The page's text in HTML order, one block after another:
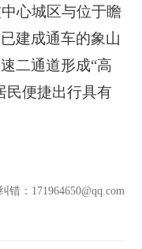
心城区与位于瞻
建成通车的象山
二通道形成“高
民便捷出行具有
错：171964650@qq.com